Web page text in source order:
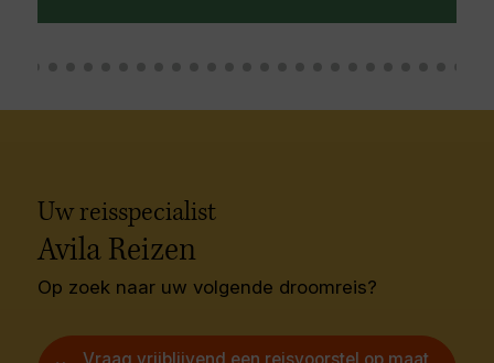
Uw reisspecialist
Avila Reizen
Op zoek naar uw volgende droomreis?
Vraag vrijblijvend een reisvoorstel op maat